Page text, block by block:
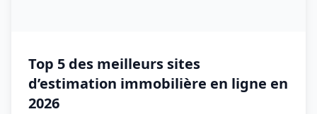
Top 5 des meilleurs sites
d’estimation immobilière en ligne en
2026